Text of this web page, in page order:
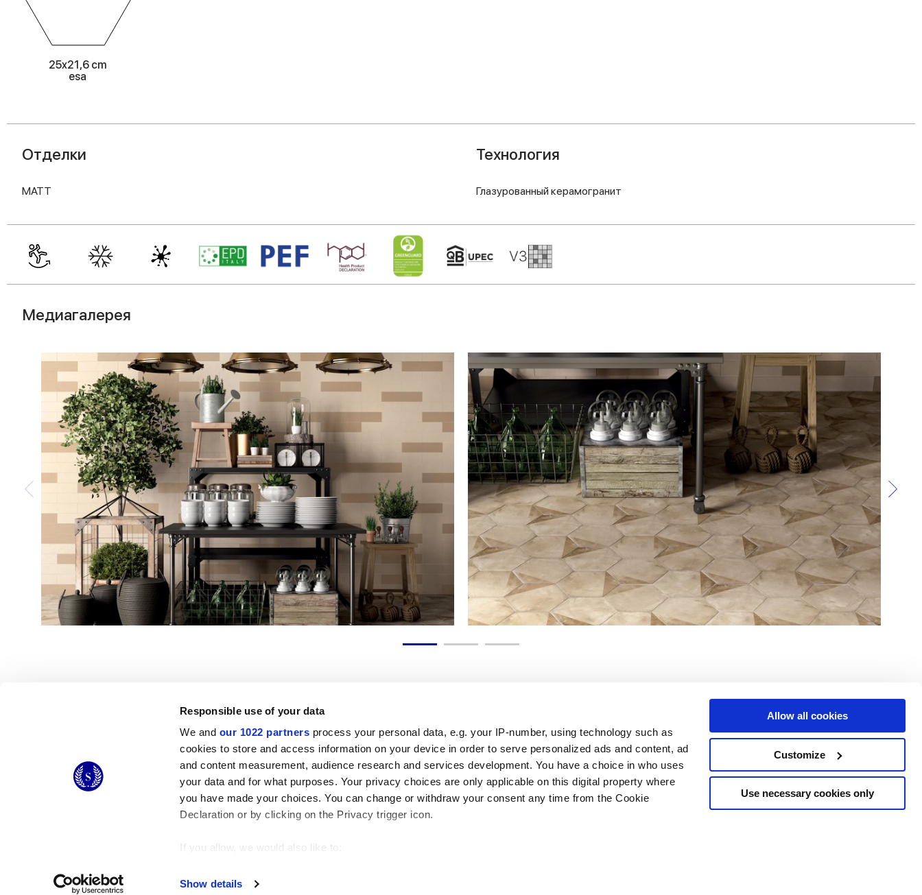
Responsible use of your data
We and our 1022 partners process your personal data, e.g. your IP-number, using technology such as
cookies to store and access information on your device in order to serve personalized ads and content, ad
and content measurement, audience research and services development. You have a choice in who uses
your data and for what purposes. Your privacy choices are only applicable on this digital property where
you have made your choices. You can change or withdraw your consent any time from the Cookie
Declaration or by clicking on the Privacy trigger icon.
If you allow, we would also like to:
Find out more about how your personal data is processed and set your preferences in the
Show details
Allow all cookies
Customize
Use necessary cookies only
25x21,6 cm
esa
Отделки
MATT
Технология
Глазурованный керамогранит
Медиагалерея
© 2026 CERAMICHE MARCA CORONA S.P.A.
Ceramiche Marca Corona
S.p.a. - P.IVA: IT00628160368
Via Emilia Romagna 7, 41049 Sassuolo (MO) Italy
T: +39 0536 867200
Полезные ссылки
Моя Marca Corona
Обращайтесь к нам
Galleria Marca Corona
Керамогранит
Юридическая зона
Условия продажи
Файлы cookie
Пересмотрите ваш выбор
Услуги
Зона загрузки
Территория профессионалов